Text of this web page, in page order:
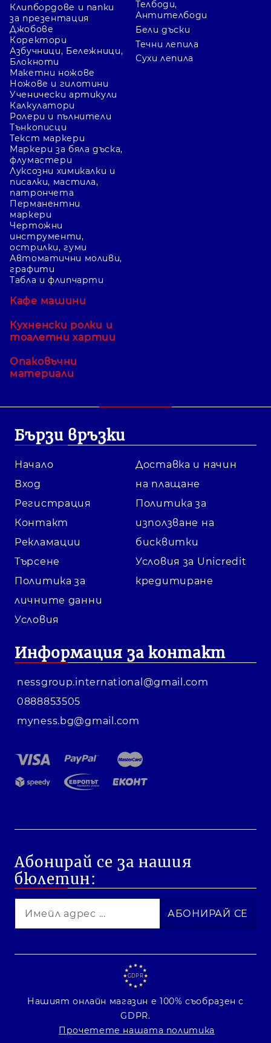
Клипбордове и папки
за презентация
Джобове
Коректори
Азбучници, Бележници,
Блокноти
Телбоди,
Антителбоди
Бели дъски
Течни лепила
Сухи лепила
Макетни ножове
Ножове и гилотини
Ученически артикули
Калкулатори
Ролери и пълнители
Тънкописци
Текст маркери
Маркери за бяла дъска,
флумастери
Луксозни химикалки и
писалки, мастила,
патрончета
Перманентни
маркери
Чертожни
инструменти,
острилки, гуми
Автоматични моливи,
графити
Табла и флипчарти
Кафе машини
Кухненски ролки и
тоалетни хартии
Опаковъчни
материали
Бързи връзки
Начало
Вход
Регистрация
Контакт
Рекламации
Търсене
Политика за
личните данни
Условия
Доставка и начин
на плащане
Политика за
използване на
бисквитки
Условия за Unicredit
кредитиране
Информация за контакт
nessgroup.international@gmail.com
0888853505
myness.bg@gmail.com
Абонирай се за нашия
бюлетин:
GDPR
Нашият онлайн магазин е 100% съобразен с
GDPR.
Прочетете нашата политика